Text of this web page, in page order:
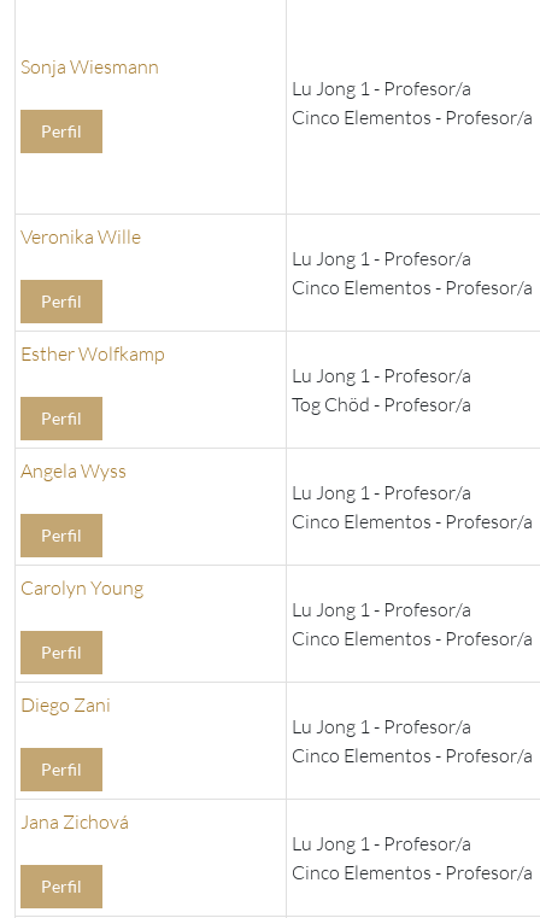
Sonja Wiesmann
Perfil
Lu Jong 1 - Profesor/a
Cinco Elementos - Profesor/a
Veronika Wille
Perfil
Lu Jong 1 - Profesor/a
Cinco Elementos - Profesor/a
Esther Wolfkamp
Perfil
Lu Jong 1 - Profesor/a
Tog Chöd - Profesor/a
Angela Wyss
Perfil
Lu Jong 1 - Profesor/a
Cinco Elementos - Profesor/a
Carolyn Young
Perfil
Lu Jong 1 - Profesor/a
Cinco Elementos - Profesor/a
Diego Zani
Perfil
Lu Jong 1 - Profesor/a
Cinco Elementos - Profesor/a
Jana Zichová
Perfil
Lu Jong 1 - Profesor/a
Cinco Elementos - Profesor/a